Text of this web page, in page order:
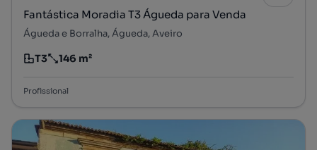
Fantástica Moradia T3 Águeda para Venda
Águeda e Borralha, Águeda, Aveiro
Tipologia
T3
Preço por metro quadrado
146 m²
Profissional